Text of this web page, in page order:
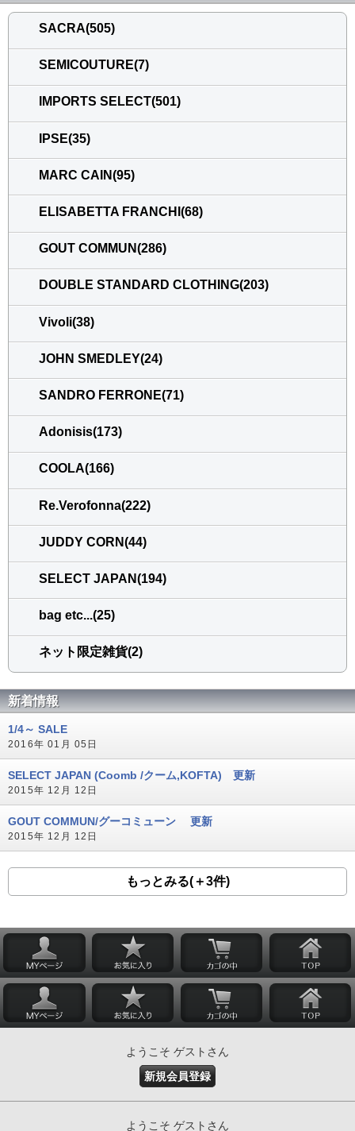
SACRA(505)
SEMICOUTURE(7)
IMPORTS SELECT(501)
IPSE(35)
MARC CAIN(95)
ELISABETTA FRANCHI(68)
GOUT COMMUN(286)
DOUBLE STANDARD CLOTHING(203)
Vivoli(38)
JOHN SMEDLEY(24)
SANDRO FERRONE(71)
Adonisis(173)
COOLA(166)
Re.Verofonna(222)
JUDDY CORN(44)
SELECT JAPAN(194)
bag etc...(25)
ネット限定雑貨(2)
新着情報
1/4～ SALE
2016年 01月 05日
SELECT JAPAN (Coomb /クーム,KOFTA) 更新
2015年 12月 12日
GOUT COMMUN/グーコミューン 更新
2015年 12月 12日
もっとみる(＋3件)
ようこそ ゲストさん
新規会員登録
ようこそ ゲストさん